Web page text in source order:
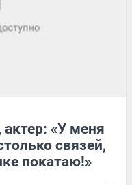
«У меня
связей,
покатаю!»